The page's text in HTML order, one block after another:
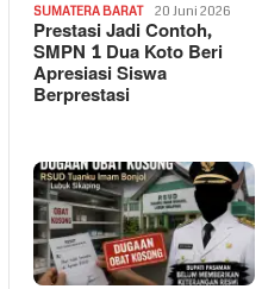
SUMATERA BARAT 20 Juni 2026
Prestasi Jadi Contoh,
SMPN 1 Dua Koto Beri
Apresiasi Siswa
Berprestasi